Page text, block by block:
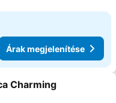
Árak megjelenítése
a kedvencekhez
Charming